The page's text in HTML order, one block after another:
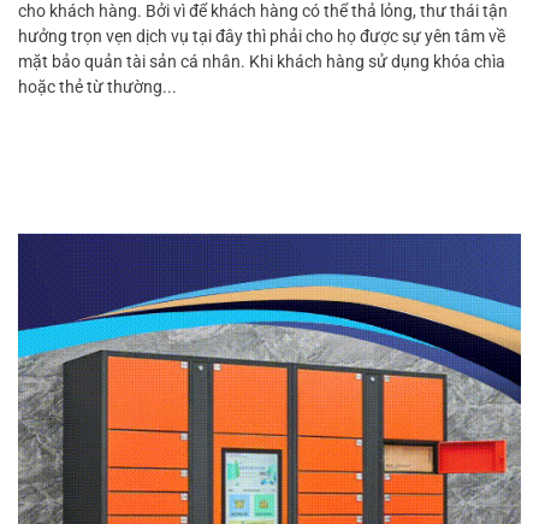
cho khách hàng. Bởi vì để khách hàng có thể thả lỏng, thư thái tận
hưởng trọn vẹn dịch vụ tại đây thì phải cho họ được sự yên tâm về
mặt bảo quản tài sản cá nhân. Khi khách hàng sử dụng khóa chìa
hoặc thẻ từ thường...